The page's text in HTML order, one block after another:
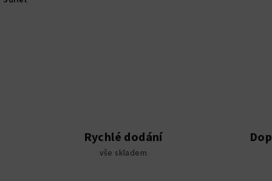
Rychlé dodání
vše skladem